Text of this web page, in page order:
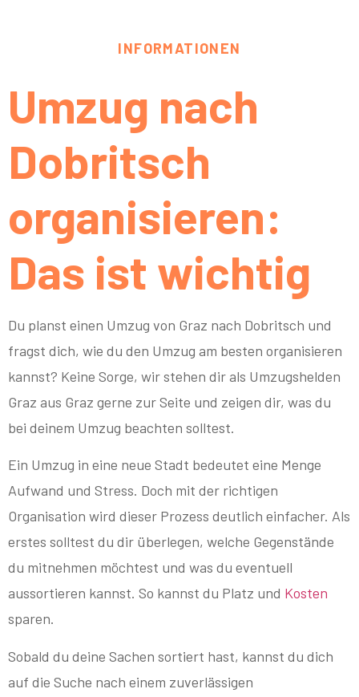
INFORMATIONEN
Umzug nach
Dobritsch
organisieren:
Das ist wichtig
Du planst einen Umzug von Graz nach Dobritsch und
fragst dich, wie du den Umzug am besten organisieren
kannst? Keine Sorge, wir stehen dir als Umzugshelden
Graz aus Graz gerne zur Seite und zeigen dir, was du
bei deinem Umzug beachten solltest.
Ein Umzug in eine neue Stadt bedeutet eine Menge
Aufwand und Stress. Doch mit der richtigen
Organisation wird dieser Prozess deutlich einfacher. Als
erstes solltest du dir überlegen, welche Gegenstände
du mitnehmen möchtest und was du eventuell
aussortieren kannst. So kannst du Platz und Kosten
sparen.
Sobald du deine Sachen sortiert hast, kannst du dich
auf die Suche nach einem zuverlässigen